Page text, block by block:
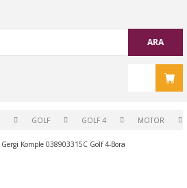
ARA
GOLF GOLF 4 MOTOR